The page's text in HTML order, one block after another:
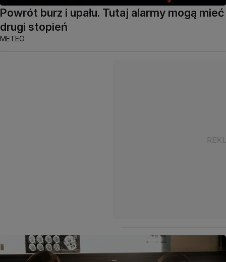
Powrót burz i upału. Tutaj alarmy mogą mieć
drugi stopień
METEO